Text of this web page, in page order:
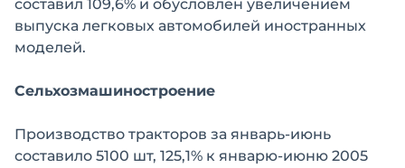
составил 109,6% и обусловлен увеличением
выпуска легковых автомобилей иностранных
моделей.
Сельхозмашиностроение
Производство тракторов за январь-июнь
составило 5100 шт, 125,1% к январю-июню 2005